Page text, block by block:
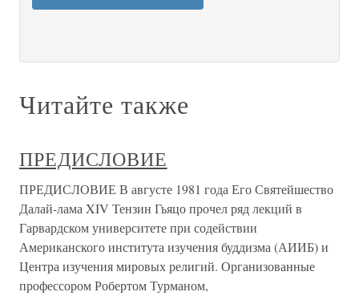
Читайте также
ПРЕДИСЛОВИЕ
ПРЕДИСЛОВИЕ В августе 1981 года Его Святейшество
Далай-лама XIV Тензин Гьяцо прочел ряд лекций в
Гарвардском университете при содействии
Американского института изучения буддизма (АИИБ) и
Центра изучения мировых религий. Организованные
профессором Робертом Турманом,